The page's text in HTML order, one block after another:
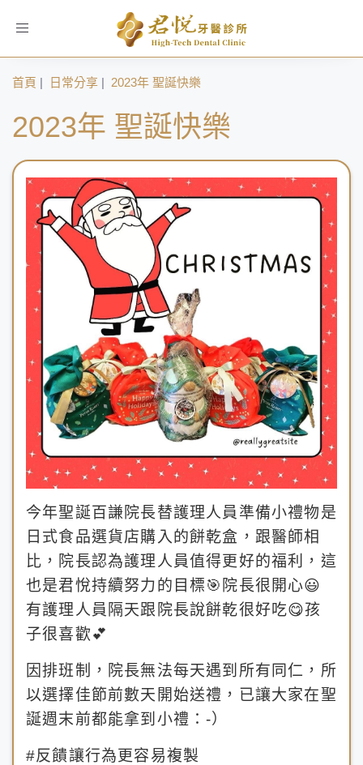
Toggle
首頁 | 日常分享 | 2023年 聖誕快樂
2023年 聖誕快樂
今年聖誕百謙院長替護理人員準備小禮物是
日式食品選貨店購入的餅乾盒，跟醫師相
比，院長認為護理人員值得更好的福利，這
也是君悅持續努力的目標🎯院長很開心😃
有護理人員隔天跟院長說餅乾很好吃😋孩
子很喜歡💕
因排班制，院長無法每天遇到所有同仁，所
以選擇佳節前數天開始送禮，已讓大家在聖
誕週末前都能拿到小禮：-）
#反饋讓行為更容易複製